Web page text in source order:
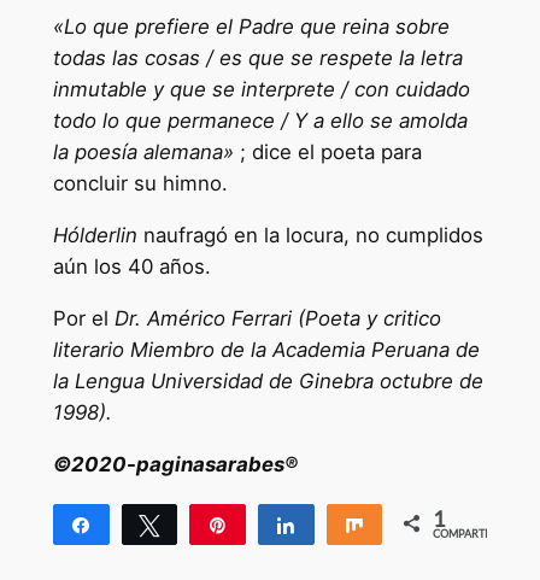
«Lo que prefiere el Padre que reina sobre
todas las cosas / es que se respete la letra
inmutable y que se interprete / con cuidado
todo lo que permanece / Y a ello se amolda
la poesía alemana» ; dice el poeta para
concluir su himno.
Hólderlin naufragó en la locura, no cumplidos
aún los 40 años.
Por el Dr. Américo Ferrari (Poeta y critico
literario Miembro de la Academia Peruana de
la Lengua Universidad de Ginebra octubre de
1998).
©2020-paginasarabes®
Compartir Twittear Compartir Compartir
1
COMPARTIR